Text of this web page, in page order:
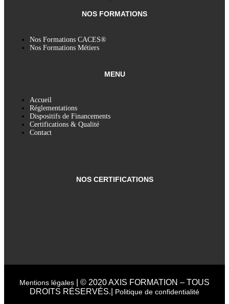
NOS FORMATIONS
Nos Formations CACES®
Nos Formations Métiers
MENU
Accueil
Réglementations
Dispositifs de Financements
Certifications & Qualité
Contact
NOS CERTIFICATIONS
Mentions légales | © 2020 AXIS FORMATION – TOUS
DROITS RÉSERVÉS.| Politique de confidentialité